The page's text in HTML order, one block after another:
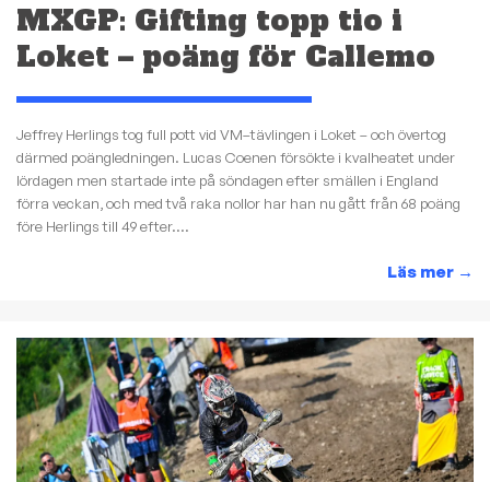
MXGP: Gifting topp tio i
Loket – poäng för Callemo
Jeffrey Herlings tog full pott vid VM–tävlingen i Loket – och övertog
därmed poängledningen. Lucas Coenen försökte i kvalheatet under
lördagen men startade inte på söndagen efter smällen i England
förra veckan, och med två raka nollor har han nu gått från 68 poäng
före Herlings till 49 efter....
Läs mer →